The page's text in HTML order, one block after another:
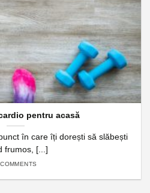
pentru acasă
în care îți dorești să slăbești
frumos, [...]